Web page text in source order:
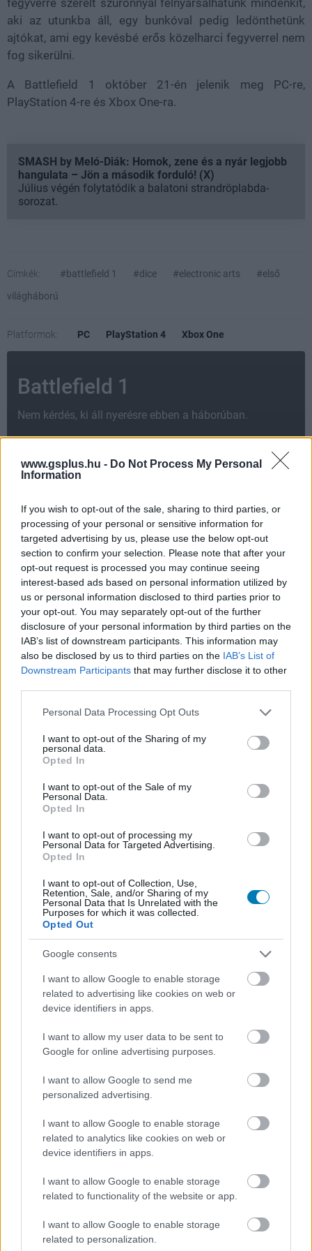
www.gsplus.hu - Do Not Process My Personal
Information
If you wish to opt-out of the sale, sharing to third parties, or
processing of your personal or sensitive information for
targeted advertising by us, please use the below opt-out
section to confirm your selection. Please note that after your
opt-out request is processed you may continue seeing
interest-based ads based on personal information utilized by
us or personal information disclosed to third parties prior to
your opt-out. You may separately opt-out of the further
disclosure of your personal information by third parties on the
IAB’s list of downstream participants. This information may
also be disclosed by us to third parties on the IAB’s List of
Downstream Participants that may further disclose it to other
Please note that this website/app uses one or more Google
not limited to your visit or usage behaviour. You may click to
grant or deny consent to Google and its third-party tags to
use your data for below specified purposes in below Google
consent section.
Personal Data Processing Opt Outs
I want to opt-out of the Sharing of my
personal data.
Opted In
I want to opt-out of the Sale of my
Personal Data.
Opted In
I want to opt-out of processing my
Personal Data for Targeted Advertising.
Opted In
I want to opt-out of Collection, Use,
Retention, Sale, and/or Sharing of my
Personal Data that Is Unrelated with the
Purposes for which it was collected.
Opted Out
Google consents
I want to allow Google to enable storage
related to advertising like cookies on web or
device identifiers in apps.
I want to allow my user data to be sent to
Google for online advertising purposes.
I want to allow Google to send me
personalized advertising.
I want to allow Google to enable storage
related to analytics like cookies on web or
device identifiers in apps.
I want to allow Google to enable storage
related to functionality of the website or app.
I want to allow Google to enable storage
related to personalization.
aki az utunkba áll, egy bunkóval pedig ledönthetünk
ajtókat, ami egy kevésbé erős közelharci fegyverrel nem
fog sikerülni.
A Battlefield 1 október 21-én jelenik meg PC-re,
PlayStation 4-re és Xbox One-ra.
SMASH by Meló-Diák: Homok, zene és a nyár legjobb
hangulata – Jön a második forduló! (X)
Július végén folytatódik a balatoni strandröplabda-
sorozat.
Címkék: #battlefield 1 #dice #electronic arts
#első
világháború
Platformok: PC PlayStation 4 Xbox One
Battlefield 1
Nem kérdés, ki áll nyerésre ebben a háborúban.
AMI TETSZETT
elképesztő látványvilág
izgalmas WW I hadjáratok
pazar 64 fős multiplayer
AMI NEM TETSZETT
már most csalók rontják a játékélményt
Titanfall 2 - biztos, hogy ősszel
|2016 május 11. 07:33
megjelenésének időszaka.
Az első Titanfall nem tudott hosszútávon népszerű
van érdeklődés a téma és a játék világa iránt, a Respawn
Entertainment pedig szinte azonnal elkezdett dolgozni a
folytatáson, ami PC mellett PlayStation 4-re és Xbox
One-ra is megjelenik.